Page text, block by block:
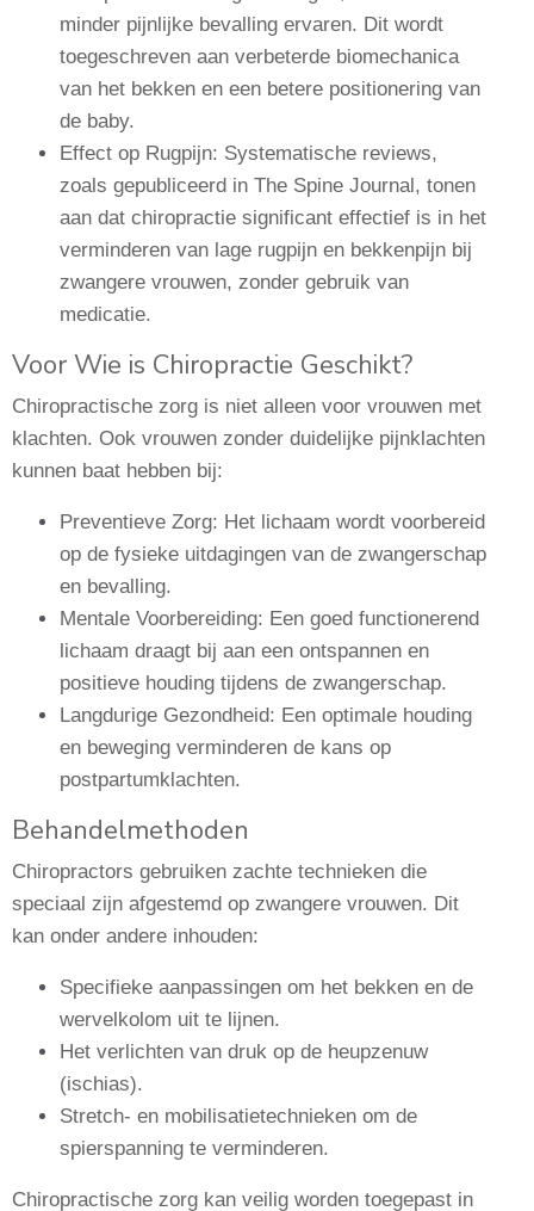
minder pijnlijke bevalling ervaren. Dit wordt
toegeschreven aan verbeterde biomechanica
van het bekken en een betere positionering van
de baby.
Effect op Rugpijn: Systematische reviews,
zoals gepubliceerd in The Spine Journal, tonen
aan dat chiropractie significant effectief is in het
verminderen van lage rugpijn en bekkenpijn bij
zwangere vrouwen, zonder gebruik van
medicatie.
Voor Wie is Chiropractie Geschikt?
Chiropractische zorg is niet alleen voor vrouwen met
klachten. Ook vrouwen zonder duidelijke pijnklachten
kunnen baat hebben bij:
Preventieve Zorg: Het lichaam wordt voorbereid
op de fysieke uitdagingen van de zwangerschap
en bevalling.
Mentale Voorbereiding: Een goed functionerend
lichaam draagt bij aan een ontspannen en
positieve houding tijdens de zwangerschap.
Langdurige Gezondheid: Een optimale houding
en beweging verminderen de kans op
postpartumklachten.
Behandelmethoden
Chiropractors gebruiken zachte technieken die
speciaal zijn afgestemd op zwangere vrouwen. Dit
kan onder andere inhouden:
Specifieke aanpassingen om het bekken en de
wervelkolom uit te lijnen.
Het verlichten van druk op de heupzenuw
(ischias).
Stretch- en mobilisatietechnieken om de
spierspanning te verminderen.
Chiropractische zorg kan veilig worden toegepast in